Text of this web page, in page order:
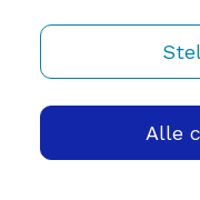
Alle
© 2026